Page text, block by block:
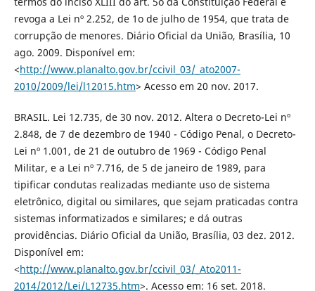
revoga a Lei nº 2.252, de 1o de julho de 1954, que trata de
corrupção de menores. Diário Oficial da União, Brasília, 10
ago. 2009. Disponível em:
<http://www.planalto.gov.br/ccivil_03/_ato2007-
2010/2009/lei/l12015.htm> Acesso em 20 nov. 2017.
BRASIL. Lei 12.735, de 30 nov. 2012. Altera o Decreto-Lei nº
2.848, de 7 de dezembro de 1940 - Código Penal, o Decreto-
Lei nº 1.001, de 21 de outubro de 1969 - Código Penal
Militar, e a Lei nº 7.716, de 5 de janeiro de 1989, para
tipificar condutas realizadas mediante uso de sistema
eletrônico, digital ou similares, que sejam praticadas contra
sistemas informatizados e similares; e dá outras
providências. Diário Oficial da União, Brasília, 03 dez. 2012.
Disponível em:
<http://www.planalto.gov.br/ccivil_03/_Ato2011-
2014/2012/Lei/L12735.htm>. Acesso em: 16 set. 2018.